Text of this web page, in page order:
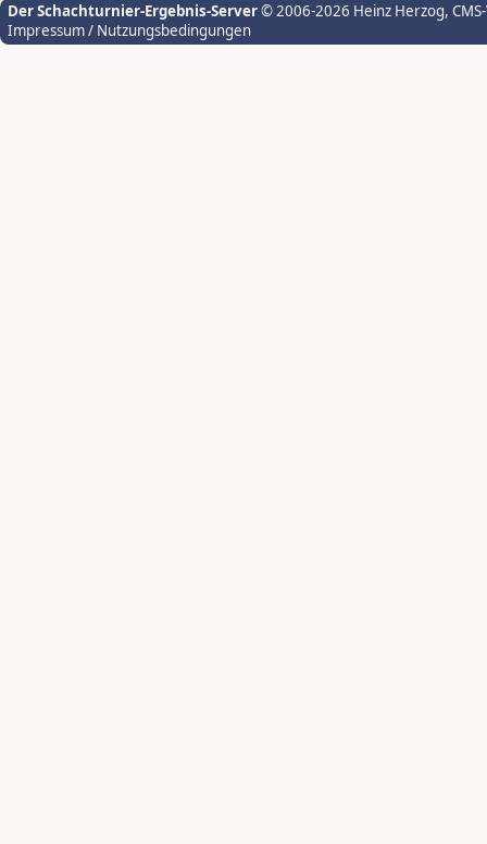
Der Schachturnier-Ergebnis-Server© 2006-2026 Heinz Herzog,
Impressum / Nutzungsbedingungen